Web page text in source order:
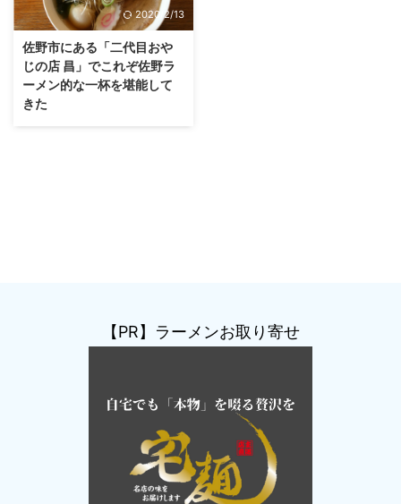
2020/2/13
佐野市にある「二代目おや
じの店 昌」でこれぞ佐野ラ
ーメン的な一杯を堪能して
きた
【PR】ラーメンお取り寄せ